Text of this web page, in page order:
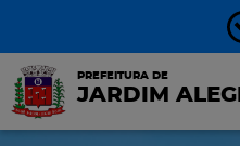
PREFEITURA DE
JARDIM